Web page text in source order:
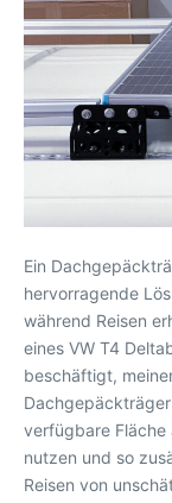
Ein
hervorragende
während Reisen
eines VW T4
beschäftigt,
verfügbare Fläche
nutzen und so
Reisen von